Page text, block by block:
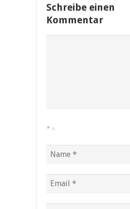
Schreibe einen
Kommentar
* =